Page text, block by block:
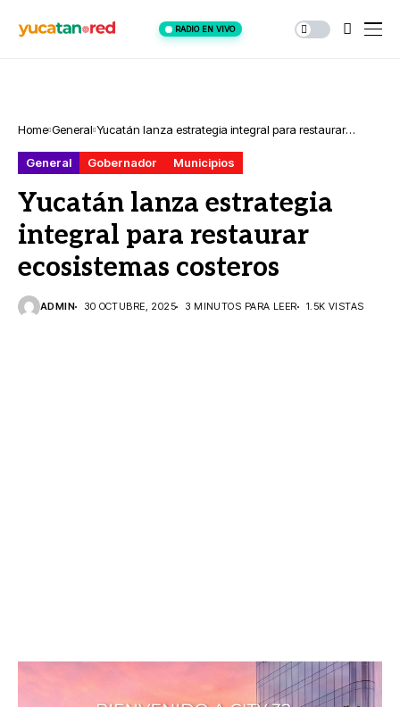
RADIO EN VIVO
Home General Yucatán lanza estrategia integral para restaurar
General
Gobernador Municipios
Yucatán lanza estrategia
integral para restaurar
ecosistemas costeros
ADMIN 30 OCTUBRE, 2025 3 MINUTOS PARA LEER 1.5K VISTAS